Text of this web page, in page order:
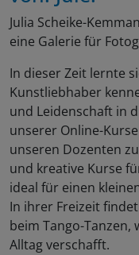
Julia Scheike-
eine Galerie für
In dieser Zeit lernte
Kunstliebhaber
und Leidenschaft in
unserer Online-
unseren Dozenten
und kreative Kurse
ideal für einen
In ihrer Freizeit
beim Tango-Tanzen,
Alltag verschafft.